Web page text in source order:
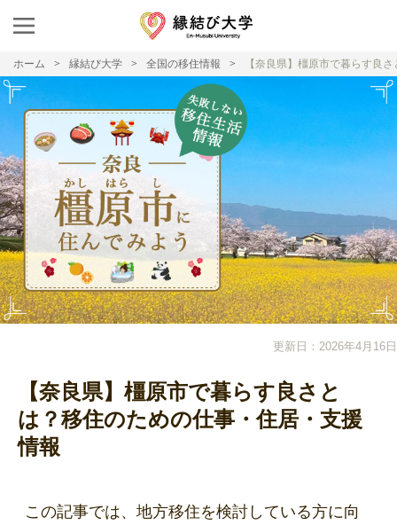
ホーム 縁結び大学 全国の移住情報 【奈良県】橿原市で暮らす良
更新日：2026年4月16日
【奈良県】橿原市で暮らす良さと
は？移住のための仕事・住居・支援
情報
この記事では、地方移住を検討している方に向